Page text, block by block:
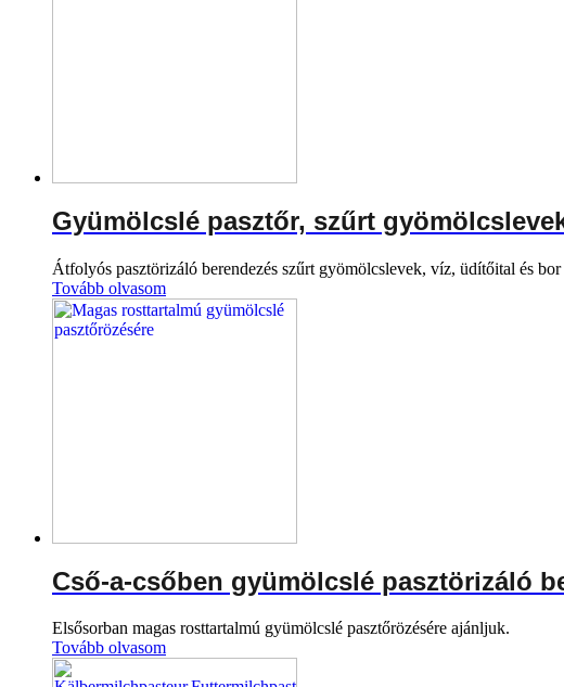
Gyümölcslé pasztőr, szűrt
Átfolyós pasztörizáló berendezés szűrt gyömölcslevek, víz, üdítőital és bor
Tovább olvasom
Cső-a-csőben gyümölcslé pasztörizáló
Elsősorban magas rosttartalmú gyümölcslé pasztőrözésére ajánljuk.
Tovább olvasom